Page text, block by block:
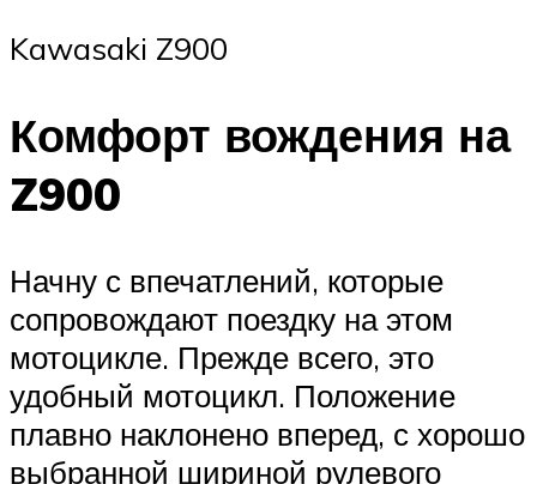
Kawasaki Z900
Комфорт вождения на
Z900
Начну с впечатлений, которые
сопровождают поездку на этом
мотоцикле. Прежде всего, это
удобный мотоцикл. Положение
плавно наклонено вперед, с хорошо
выбранной шириной рулевого